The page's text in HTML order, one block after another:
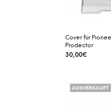
Cover für
Prodector
30,00€
AUSVERKAUFT